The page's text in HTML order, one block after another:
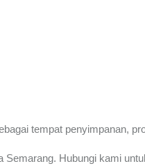
tempat penyimpanan,
Hubungi kami